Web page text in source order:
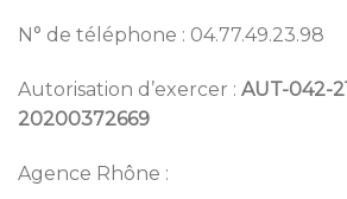
N° de téléphone : 04.77.49.23.98
Autorisation d’exercer : AUT-042-
20200372669
Agence Rhône :